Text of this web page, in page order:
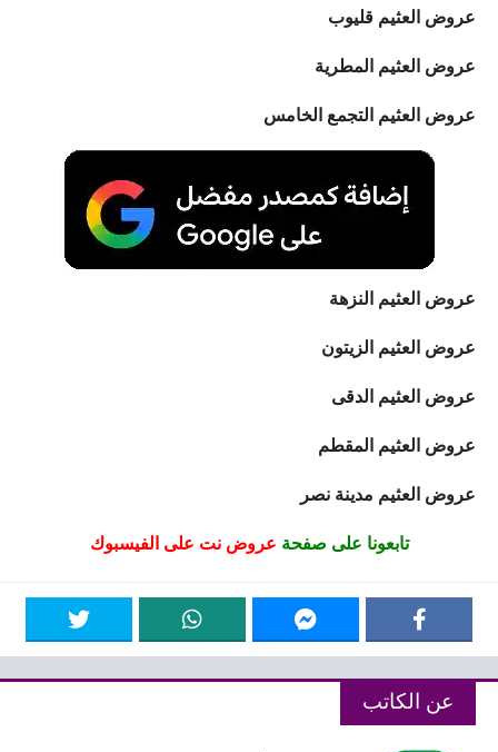
عروض العثيم قليوب
عروض العثيم المطرية
عروض العثيم التجمع الخامس
عروض العثيم النزهة
عروض العثيم الزيتون
عروض العثيم الدقى
عروض العثيم المقطم
عروض العثيم مدينة نصر
تابعونا على صفحة عروض نت على الفيسبوك
عن الكاتب